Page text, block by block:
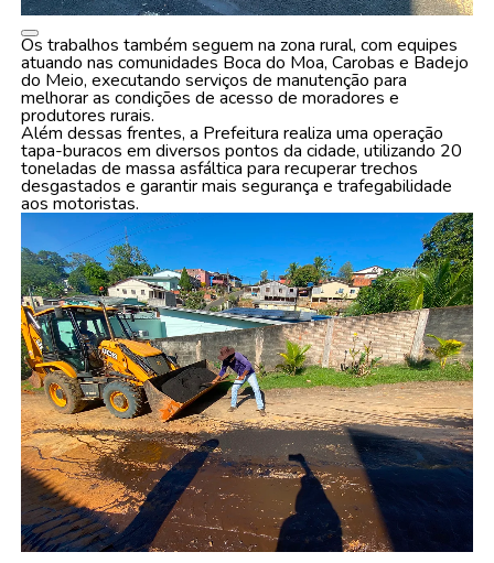
Os trabalhos também seguem na zona rural, com equipes
atuando nas comunidades Boca do Moa, Carobas e Badejo
do Meio, executando serviços de manutenção para
melhorar as condições de acesso de moradores e
produtores rurais.
Além dessas frentes, a Prefeitura realiza uma operação
tapa-buracos em diversos pontos da cidade, utilizando 20
toneladas de massa asfáltica para recuperar trechos
desgastados e garantir mais segurança e trafegabilidade
aos motoristas.